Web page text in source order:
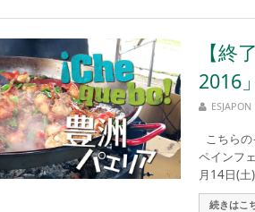
【終
2016」
ESJAPON
こちら
ペインフ
月14日(
続きはこ